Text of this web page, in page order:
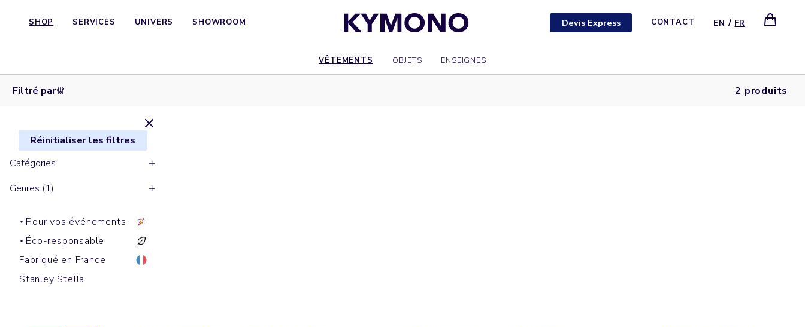
SHOP SERVICES UNIVERS SHOWROOM Devis Express CONTACT EN / FR
VÊTEMENTS OBJETS ENSEIGNES
Filtré par 2 produits
Réinitialiser les filtres
Catégories
Genres (1)
Pour vos événements
Éco-responsable
Fabriqué en France
Stanley Stella
Polos
courtes
Chemises